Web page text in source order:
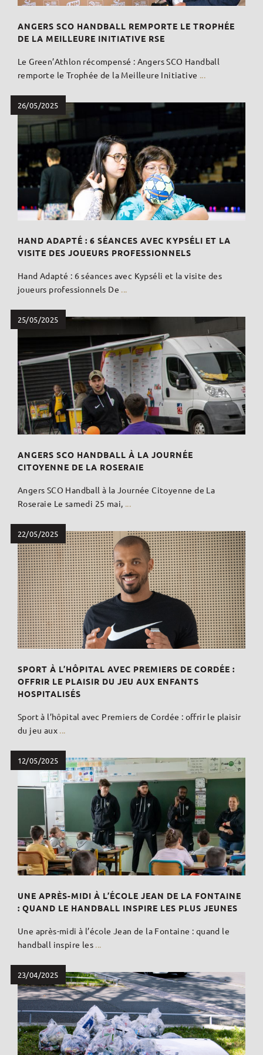
ANGERS SCO HANDBALL REMPORTE LE TROPHÉE
DE LA MEILLEURE INITIATIVE RSE
Le Green’Athlon récompensé : Angers SCO Handball
remporte le Trophée de la Meilleure Initiative ...
HAND ADAPTÉ : 6 SÉANCES AVEC KYPSÉLI ET LA
VISITE DES JOUEURS PROFESSIONNELS
26/05/2025
Hand Adapté : 6 séances avec Kypséli et la visite des
joueurs professionnels De ...
ANGERS SCO HANDBALL À LA JOURNÉE
CITOYENNE DE LA ROSERAIE
25/05/2025
Angers SCO Handball à la Journée Citoyenne de La
Roseraie Le samedi 25 mai, ...
SPORT À L’HÔPITAL AVEC PREMIERS DE CORDÉE :
OFFRIR LE PLAISIR DU JEU AUX ENFANTS
HOSPITALISÉS
22/05/2025
Sport à l’hôpital avec Premiers de Cordée : offrir le plaisir
du jeu aux ...
UNE APRÈS-MIDI À L’ÉCOLE JEAN DE LA FONTAINE
: QUAND LE HANDBALL INSPIRE LES PLUS JEUNES
12/05/2025
Une après-midi à l’école Jean de la Fontaine : quand le
handball inspire les ...
23/04/2025